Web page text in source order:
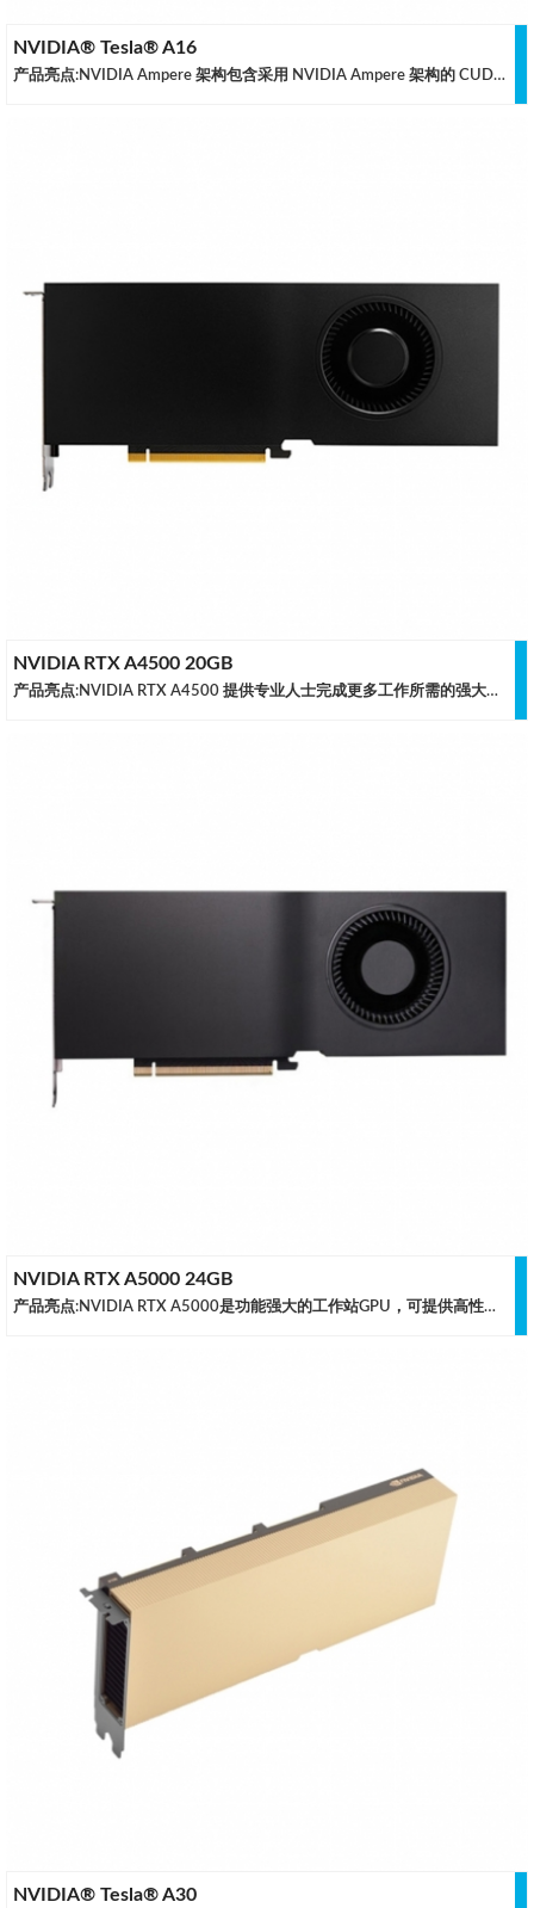
NVIDIA® Tesla® A16
产品亮点:NVIDIA Ampere 架构包含采用 NVIDIA Ampere 架构的 CUDA® 核心、第二代 RT 核心和第三代 Tensor 核心，可提供托管 NVIDIA RTX™ 虚拟工作站 (vWS) 软件支持的虚拟工作站所需的弹性，也能运用未使用的虚拟桌面基础架构资源，透过 NVIDIA 虚拟运算服务器 (vCS) 执行运算工作负载。专为加速虚拟桌面基础架构而设计采用四 GPU 主板
NVIDIA RTX A4500 20GB
产品亮点:NVIDIA RTX A4500 提供专业人士完成更多工作所需的强大功能、性能和可靠性。NVIDIA Ampere 架构基于 Turing GPU 主要 SM 增强功能，亦强了光线追踪运算、Tensor矩阵运算以及 FP32 和 INT32运算的平行执行。A4500 采用新一代 NVIDIA RTX 技术，结合 20 GB 超快 GPU 内存，可为您喜爱的应用程序提供惊人的性能，并能够以
NVIDIA RTX A5000 24GB
产品亮点:NVIDIA RTX A5000是功能强大的工作站GPU，可提供高性能的即时光线追踪，AI加速计算和专业图形渲染。借助24 GB的GPU内存，您使用的应用程序将获得更快的性能。启用两个FP32主要数据路径，从而使FP32峰值运算次数增加了一倍。规格参数GPU 架构NVIDIA AmpereCUDA 并行处理核心8,192NVIDIA Tensor 核心256NVIDIA RT 核心64单
NVIDIA® Tesla® A30